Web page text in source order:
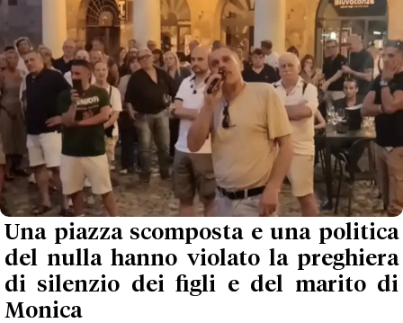
Una piazza scomposta e una politica
del nulla hanno violato la preghiera
di silenzio dei figli e del marito di
Monica